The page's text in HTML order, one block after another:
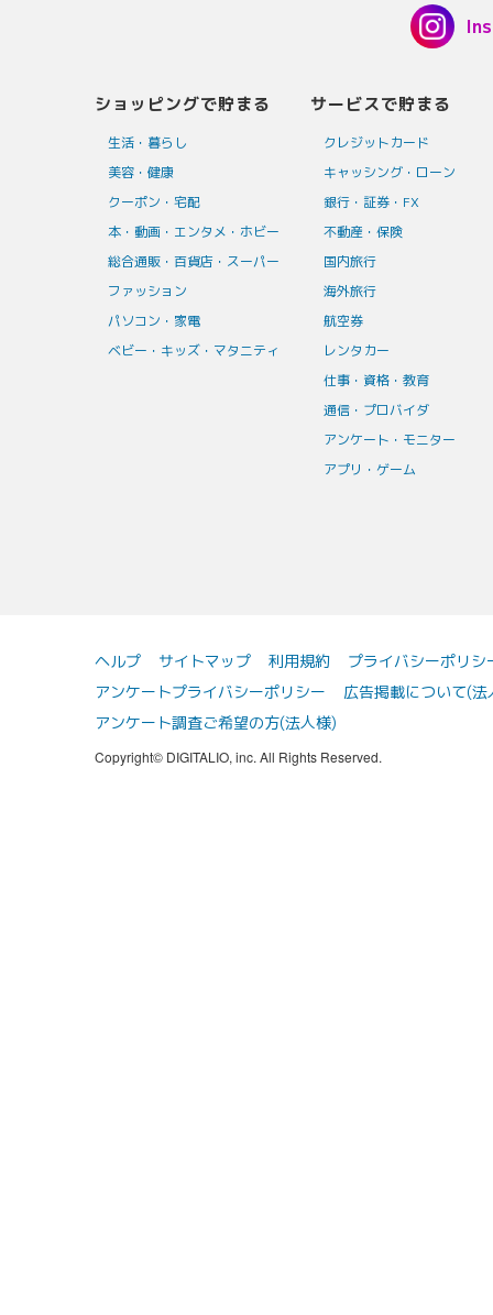
ショッピングで貯まる
生活・暮らし
美容・健康
クーポン・宅配
本・動画・エンタメ・ホビー
総合通販・百貨店・スーパー
ファッション
パソコン・家電
ベビー・キッズ・マタニティ
サービスで貯まる
クレジットカード
キャッシング・ローン
銀行・証券・FX
不動産・保険
国内旅行
海外旅行
航空券
レンタカー
仕事・資格・教育
通信・プロバイダ
アンケート・モニター
アプリ・ゲーム
ヘルプ サイトマップ 利用規約
プライバシーポリシ
アンケートプライバシーポリシー
広告掲載について(法
アンケート調査ご希望の方(法人様)
Copyright© DIGITALIO, inc. All Rights Reserved.